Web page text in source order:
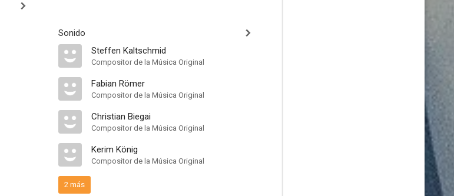
Sonido
Steffen Kaltschmid
Compositor de la Música Original
Fabian Römer
Compositor de la Música Original
Christian Biegai
Compositor de la Música Original
Kerim König
Compositor de la Música Original
2 más